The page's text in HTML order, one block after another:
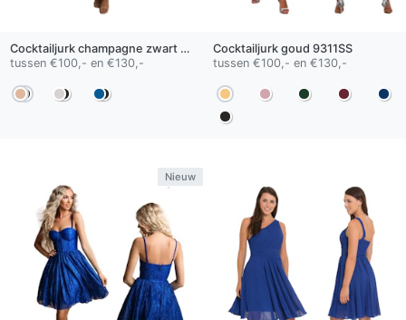
Cocktailjurk champagne zwartHM2325
tussen €100,- en €130,-
Cocktailjurk goud 9311SS
tussen €100,- en €130,-
Nieuw